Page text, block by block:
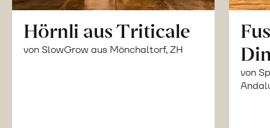
Hörnli aus Triticale
von SlowGrow aus Mönchaltorf, ZH
von